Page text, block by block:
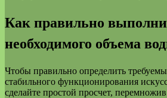
Как правильно
необходимого объема
Чтобы правильно определить
стабильного функционирования
сделайте простой просчет,